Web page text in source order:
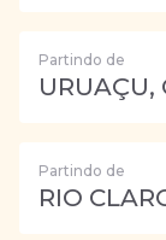
Partindo de
URUAÇU,
Partindo de
RIO